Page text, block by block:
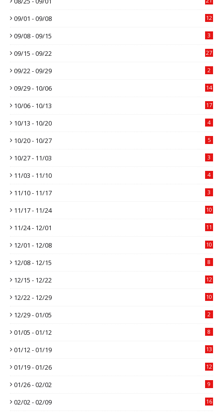
09/01 - 09/08 12
09/08 - 09/15 3
09/15 - 09/22 27
09/22 - 09/29 2
09/29 - 10/06 14
10/06 - 10/13 17
10/13 - 10/20 4
10/20 - 10/27 5
10/27 - 11/03 3
11/03 - 11/10 4
11/10 - 11/17 3
11/17 - 11/24 10
11/24 - 12/01 11
12/01 - 12/08 10
12/08 - 12/15 8
12/15 - 12/22 12
12/22 - 12/29 10
12/29 - 01/05 2
01/05 - 01/12 8
01/12 - 01/19 13
01/19 - 01/26 12
01/26 - 02/02 9
02/02 - 02/09 16